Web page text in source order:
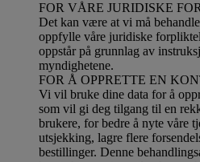
FOR VÅRE JURIDISKE
Det kan være at vi må
oppfylle våre juridiske
oppstår på grunnlag av
myndighetene.
FOR Å OPPRETTE EN
Vi vil bruke dine data for å
som vil gi deg tilgang til en
brukere, for bedre å nyte våre
utsjekking, lagre flere
bestillinger. Denne